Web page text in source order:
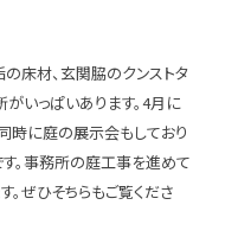
床材、玄関脇のクンストタ
いっぱいあります。4月に
時に庭の展示会もしており
。事務所の庭工事を進めて
ぜひそちらもご覧くださ